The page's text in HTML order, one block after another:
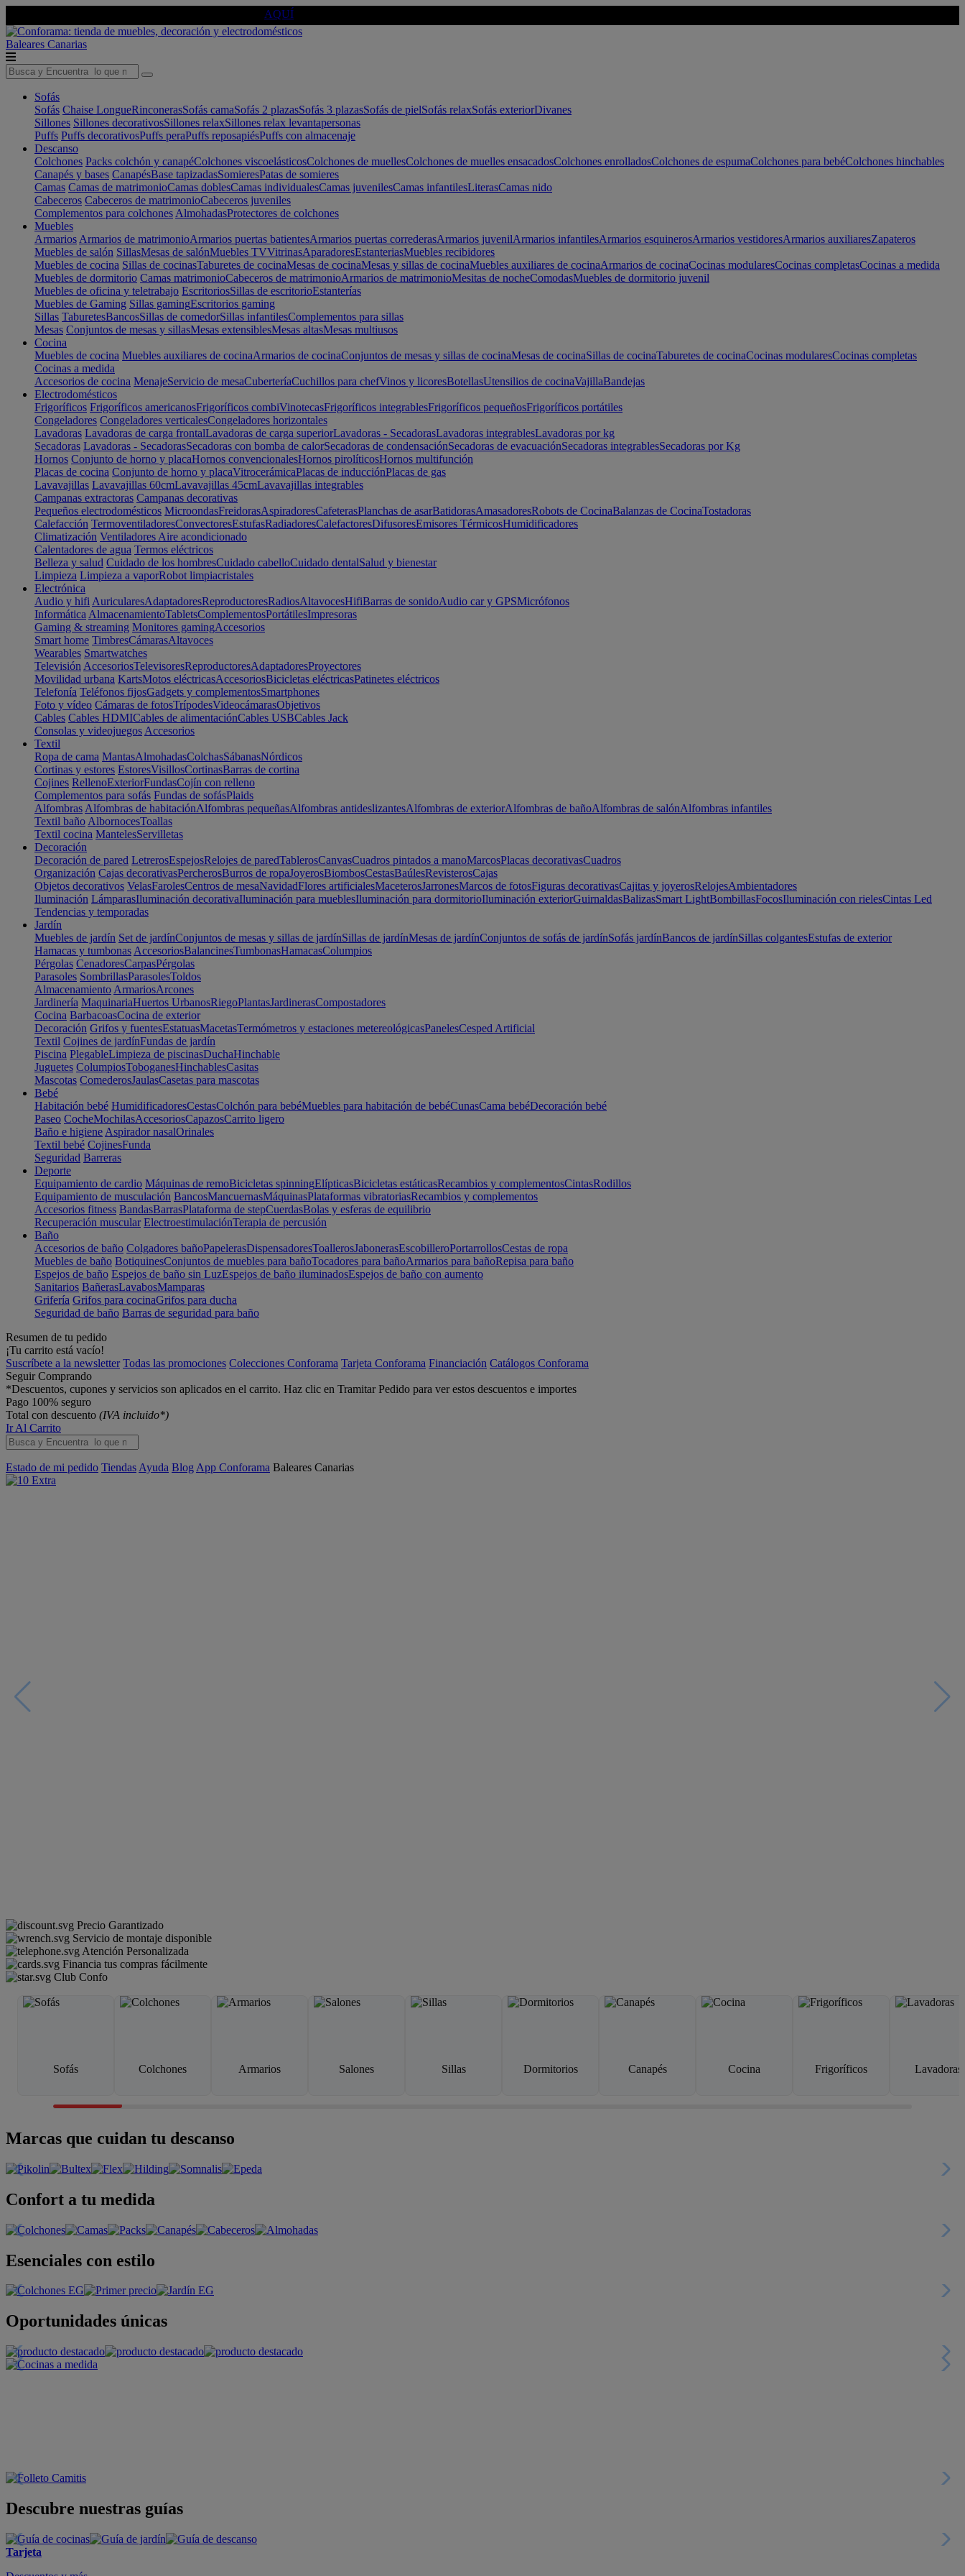
AQUÍ
Baleares Canarias
Sofás
Sofás Chaise LongueRinconerasSofás camaSofás 2 plazasSofás 3 plazasSofás de pielSofás relaxSofás exteriorDivanes
Sillones Sillones decorativosSillones relaxSillones relax levantapersonas
Puffs Puffs decorativosPuffs peraPuffs reposapiésPuffs con almacenaje
Descanso
Colchones Packs colchón y canapéColchones viscoelásticosColchones de muellesColchones de muelles ensacadosColchones enrolladosColchones de espumaColchones para bebéColchones hinchables
Canapés y bases CanapésBase tapizadasSomieresPatas de somieres
Camas Camas de matrimonioCamas doblesCamas individualesCamas juvenilesCamas infantilesLiterasCamas nido
Cabeceros Cabeceros de matrimonioCabeceros juveniles
Complementos para colchones AlmohadasProtectores de colchones
Muebles
Armarios Armarios de matrimonioArmarios puertas batientesArmarios puertas correderasArmarios juvenilArmarios infantilesArmarios esquinerosArmarios vestidoresArmarios auxiliaresZapateros
Muebles de salón SillasMesas de salónMuebles TVVitrinasAparadoresEstanteriasMuebles recibidores
Muebles de cocina Sillas de cocinasTaburetes de cocinaMesas de cocinaMesas y sillas de cocinaMuebles auxiliares de cocinaArmarios de cocinaCocinas modularesCocinas completasCocinas a medida
Muebles de dormitorio Camas matrimonioCabeceros de matrimonioArmarios de matrimonioMesitas de nocheComodasMuebles de dormitorio juvenil
Muebles de oficina y teletrabajo EscritoriosSillas de escritorioEstanterías
Muebles de Gaming Sillas gamingEscritorios gaming
Sillas TaburetesBancosSillas de comedorSillas infantilesComplementos para sillas
Mesas Conjuntos de mesas y sillasMesas extensiblesMesas altasMesas multiusos
Cocina
Muebles de cocina Muebles auxiliares de cocinaArmarios de cocinaConjuntos de mesas y sillas de cocinaMesas de cocinaSillas de cocinaTaburetes de cocinaCocinas modularesCocinas completas
Cocinas a medida
Accesorios de cocina MenajeServicio de mesaCuberteríaCuchillos para chefVinos y licoresBotellasUtensilios de cocinaVajillaBandejas
Electrodomésticos
Frigoríficos Frigoríficos americanosFrigoríficos combiVinotecasFrigoríficos integrablesFrigoríficos pequeñosFrigoríficos portátiles
Congeladores Congeladores verticalesCongeladores horizontales
Lavadoras Lavadoras de carga frontalLavadoras de carga superiorLavadoras - SecadorasLavadoras integrablesLavadoras por kg
Secadoras Lavadoras - SecadorasSecadoras con bomba de calorSecadoras de condensaciónSecadoras de evacuaciónSecadoras integrablesSecadoras por Kg
Hornos Conjunto de horno y placaHornos convencionalesHornos pirolíticosHornos multifunción
Placas de cocina Conjunto de horno y placaVitrocerámicaPlacas de inducciónPlacas de gas
Lavavajillas Lavavajillas 60cmLavavajillas 45cmLavavajillas integrables
Campanas extractoras Campanas decorativas
Pequeños electrodomésticos MicroondasFreidorasAspiradoresCafeterasPlanchas de asarBatidorasAmasadoresRobots de CocinaBalanzas de CocinaTostadoras
Calefacción TermoventiladoresConvectoresEstufasRadiadoresCalefactoresDifusoresEmisores TérmicosHumidificadores
Climatización Ventiladores Aire acondicionado
Calentadores de agua Termos eléctricos
Belleza y salud Cuidado de los hombresCuidado cabelloCuidado dentalSalud y bienestar
Limpieza Limpieza a vaporRobot limpiacristales
Electrónica
Audio y hifi AuricularesAdaptadoresReproductoresRadiosAltavocesHifiBarras de sonidoAudio car y GPSMicrófonos
Informática AlmacenamientoTabletsComplementosPortátilesImpresoras
Gaming & streaming Monitores gamingAccesorios
Smart home TimbresCámarasAltavoces
Wearables Smartwatches
Televisión AccesoriosTelevisoresReproductoresAdaptadoresProyectores
Movilidad urbana KartsMotos eléctricasAccesoriosBicicletas eléctricasPatinetes eléctricos
Telefonía Teléfonos fijosGadgets y complementosSmartphones
Foto y vídeo Cámaras de fotosTrípodesVideocámarasObjetivos
Cables Cables HDMICables de alimentaciónCables USBCables Jack
Consolas y videojuegos Accesorios
Textil
Ropa de cama MantasAlmohadasColchasSábanasNórdicos
Cortinas y estores EstoresVisillosCortinasBarras de cortina
Cojines RellenoExteriorFundasCojín con relleno
Complementos para sofás Fundas de sofásPlaids
Alfombras Alfombras de habitaciónAlfombras pequeñasAlfombras antideslizantesAlfombras de exteriorAlfombras de bañoAlfombras de salónAlfombras infantiles
Textil baño AlbornocesToallas
Textil cocina MantelesServilletas
Decoración
Decoración de pared LetrerosEspejosRelojes de paredTablerosCanvasCuadros pintados a manoMarcosPlacas decorativasCuadros
Organización Cajas decorativasPercherosBurros de ropaJoyerosBiombosCestasBaúlesRevisterosCajas
Objetos decorativos VelasFarolesCentros de mesaNavidadFlores artificialesMaceterosJarronesMarcos de fotosFiguras decorativasCajitas y joyerosRelojesAmbientadores
Iluminación LámparasIluminación decorativaIluminación para mueblesIluminación para dormitorioIluminación exteriorGuirnaldasBalizasSmart LightBombillasFocosIluminación con rielesCintas Led
Tendencias y temporadas
Jardín
Muebles de jardín Set de jardínConjuntos de mesas y sillas de jardínSillas de jardínMesas de jardínConjuntos de sofás de jardínSofás jardínBancos de jardínSillas colgantesEstufas de exterior
Hamacas y tumbonas AccesoriosBalancinesTumbonasHamacasColumpios
Pérgolas CenadoresCarpasPérgolas
Parasoles SombrillasParasolesToldos
Almacenamiento ArmariosArcones
Jardinería MaquinariaHuertos UrbanosRiegoPlantasJardinerasCompostadores
Cocina BarbacoasCocina de exterior
Decoración Grifos y fuentesEstatuasMacetasTermómetros y estaciones metereológicasPanelesCesped Artificial
Textil Cojines de jardínFundas de jardín
Piscina PlegableLimpieza de piscinasDuchaHinchable
Juguetes ColumpiosToboganesHinchablesCasitas
Mascotas ComederosJaulasCasetas para mascotas
Bebé
Habitación bebé HumidificadoresCestasColchón para bebéMuebles para habitación de bebéCunasCama bebéDecoración bebé
Paseo CocheMochilasAccesoriosCapazosCarrito ligero
Baño e higiene Aspirador nasalOrinales
Textil bebé CojinesFunda
Seguridad Barreras
Deporte
Equipamiento de cardio Máquinas de remoBicicletas spinningElípticasBicicletas estáticasRecambios y complementosCintasRodillos
Equipamiento de musculación BancosMancuernasMáquinasPlataformas vibratoriasRecambios y complementos
Accesorios fitness BandasBarrasPlataforma de stepCuerdasBolas y esferas de equilibrio
Recuperación muscular ElectroestimulaciónTerapia de percusión
Baño
Accesorios de baño Colgadores bañoPapelerasDispensadoresToallerosJabonerasEscobilleroPortarrollosCestas de ropa
Muebles de baño BotiquinesConjuntos de muebles para bañoTocadores para bañoArmarios para bañoRepisa para baño
Espejos de baño Espejos de baño sin LuzEspejos de baño iluminadosEspejos de baño con aumento
Sanitarios BañerasLavabosMamparas
Grifería Grifos para cocinaGrifos para ducha
Seguridad de baño Barras de seguridad para baño
Resumen de tu pedido
¡Tu carrito está vacío!
Suscríbete a la newsletter Todas las promociones Colecciones Conforama Tarjeta Conforama Financiación Catálogos Conforama
Seguir Comprando
*Descuentos, cupones y servicios son aplicados en el carrito. Haz clic en Tramitar Pedido para ver estos descuentos e importes
Pago 100% seguro
Total con descuento (IVA incluido*)
Ir Al Carrito
Estado de mi pedido Tiendas Ayuda Blog App Conforama Baleares Canarias
Precio Garantizado
Servicio de montaje disponible
Atención Personalizada
Financia tus compras fácilmente
Club Confo
Sofás Colchones Armarios Salones Sillas Dormitorios Canapés Cocina Frigoríficos Lavadoras
Marcas que cuidan tu descanso
Confort a tu medida
Esenciales con estilo
Oportunidades únicas
Descubre nuestras guías
Tarjeta